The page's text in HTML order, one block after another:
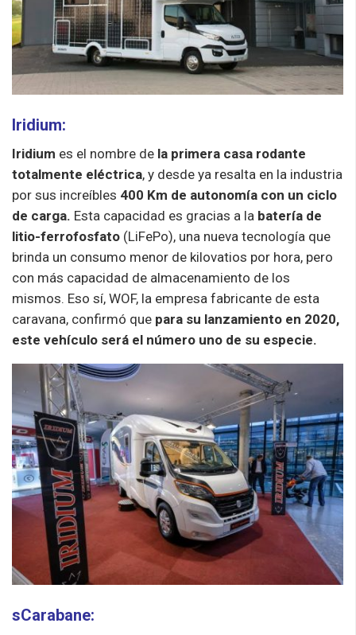
Iridium:
Iridium es el nombre de la primera casa rodante
totalmente eléctrica, y desde ya resalta en la industria
por sus increíbles 400 Km de autonomía con un ciclo
de carga. Esta capacidad es gracias a la batería de
litio-ferrofosfato (LiFePo), una nueva tecnología que
brinda un consumo menor de kilovatios por hora, pero
con más capacidad de almacenamiento de los
mismos. Eso sí, WOF, la empresa fabricante de esta
caravana, confirmó que para su lanzamiento en 2020,
este vehículo será el número uno de su especie.
sCarabane: